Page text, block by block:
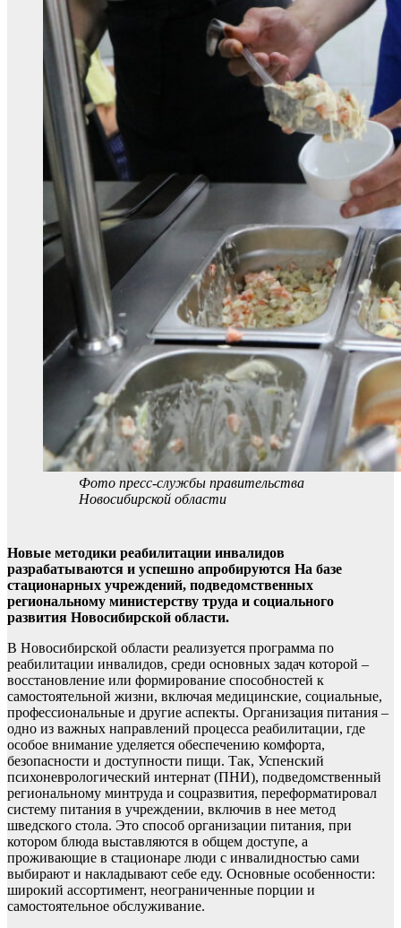
Фото пресс-службы правительства
Новосибирской области
Новые методики реабилитации инвалидов
разрабатываются и успешно апробируются На базе
стационарных учреждений, подведомственных
региональному министерству труда и социального
развития Новосибирской области.
В Новосибирской области реализуется программа по
реабилитации инвалидов, среди основных задач которой –
восстановление или формирование способностей к
самостоятельной жизни, включая медицинские, социальные,
профессиональные и другие аспекты. Организация питания –
одно из важных направлений процесса реабилитации, где
особое внимание уделяется обеспечению комфорта,
безопасности и доступности пищи. Так, Успенский
психоневрологический интернат (ПНИ), подведомственный
региональному минтруда и соцразвития, переформатировал
систему питания в учреждении, включив в нее метод
шведского стола. Это способ организации питания, при
котором блюда выставляются в общем доступе, а
проживающие в стационаре люди с инвалидностью сами
выбирают и накладывают себе еду. Основные особенности:
широкий ассортимент, неограниченные порции и
самостоятельное обслуживание.